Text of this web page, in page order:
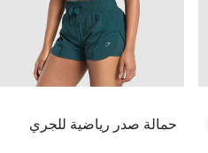
حمالة صدر رياضية للجري